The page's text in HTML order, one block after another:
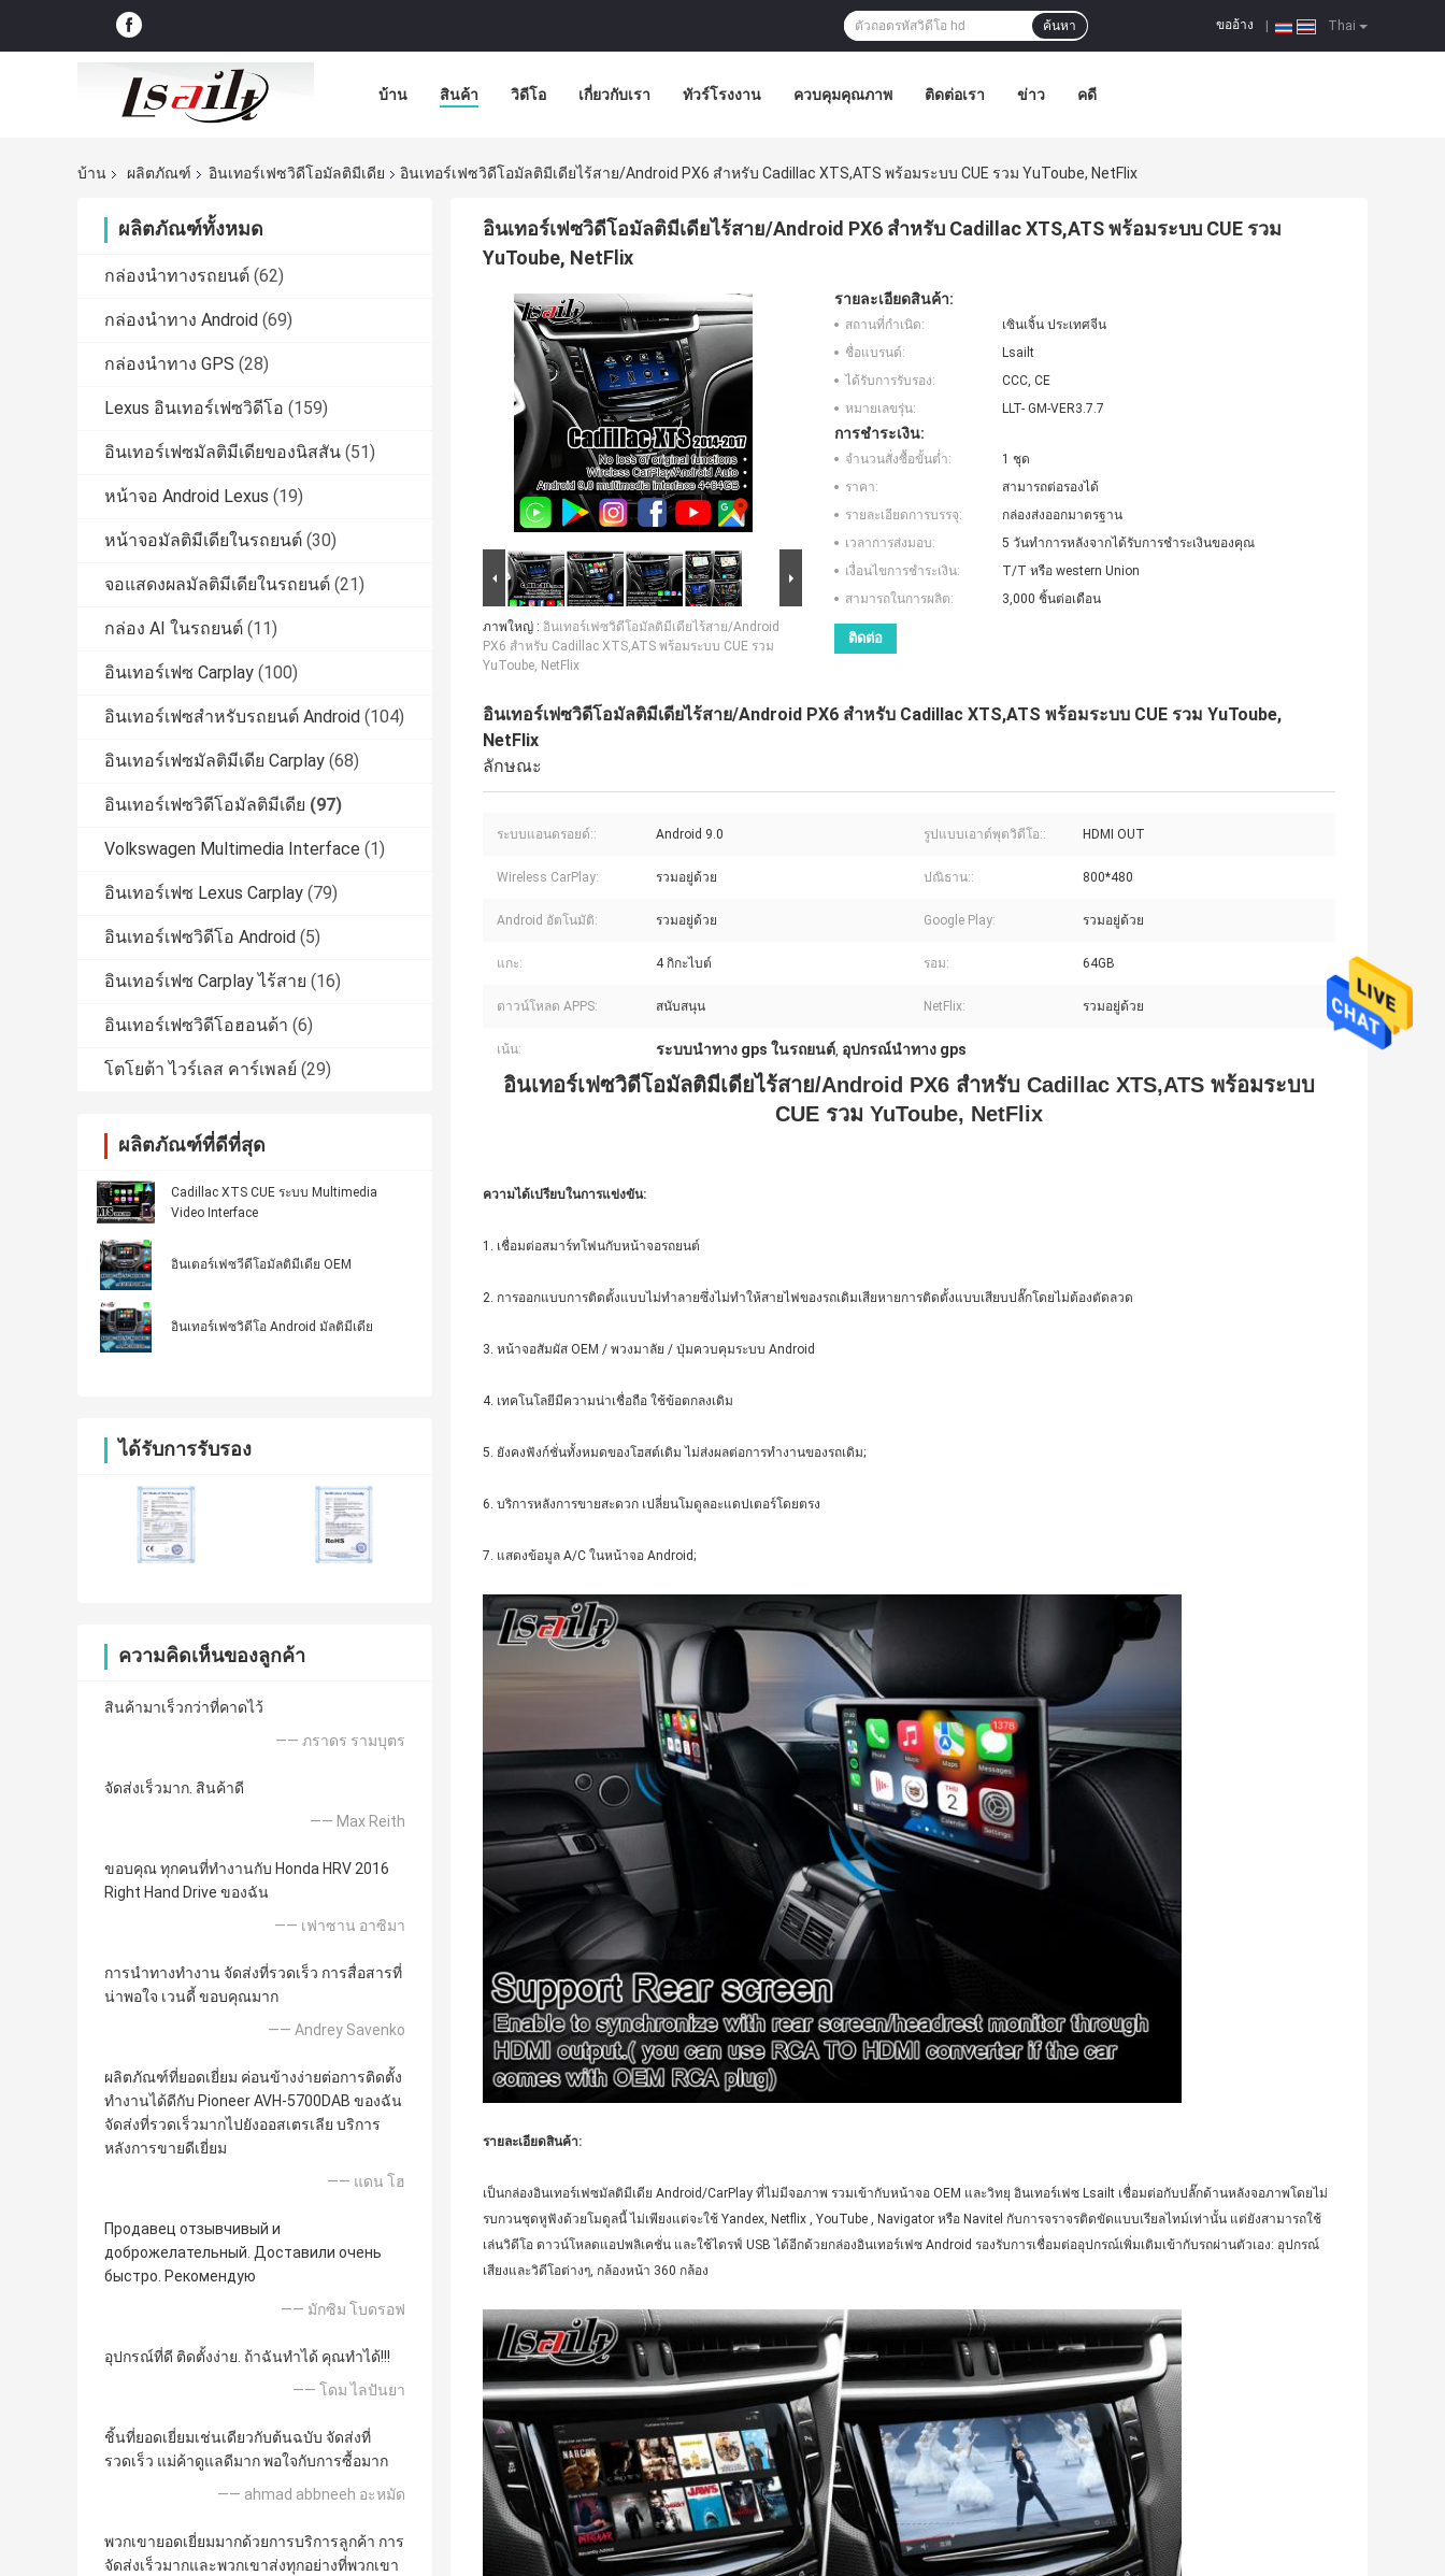
Thai
ขออ้าง
ค้นหา
บ้าน สินค้า วิดีโอ เกี่ยวกับเรา ทัวร์โรงงาน ควบคุมคุณภาพ ติดต่อเรา ข่าว คดี
บ้าน ผลิตภัณฑ์ อินเทอร์เฟซวิดีโอมัลติมีเดีย อินเทอร์เฟซวิดีโอมัลติมีเดียไร้สาย/Android PX6 สำหรับ Cadillac XTS,ATS พร้อมระบบ CUE รวม YuToube, NetFlix
ผลิตภัณฑ์ทั้งหมด
กล่องนำทางรถยนต์ (62)
กล่องนำทาง Android (69)
กล่องนำทาง GPS (28)
Lexus อินเทอร์เฟซวิดีโอ (159)
อินเทอร์เฟซมัลติมีเดียของนิสสัน (51)
หน้าจอ Android Lexus (19)
หน้าจอมัลติมีเดียในรถยนต์ (30)
จอแสดงผลมัลติมีเดียในรถยนต์ (21)
กล่อง AI ในรถยนต์ (11)
อินเทอร์เฟซ Carplay (100)
อินเทอร์เฟซสำหรับรถยนต์ Android (104)
อินเทอร์เฟซมัลติมีเดีย Carplay (68)
อินเทอร์เฟซวิดีโอมัลติมีเดีย (97)
Volkswagen Multimedia Interface (1)
อินเทอร์เฟซ Lexus Carplay (79)
อินเทอร์เฟซวิดีโอ Android (5)
อินเทอร์เฟซ Carplay ไร้สาย (16)
อินเทอร์เฟซวิดีโอฮอนด้า (6)
โตโยต้า ไวร์เลส คาร์เพลย์ (29)
ผลิตภัณฑ์ที่ดีที่สุด
Cadillac XTS CUE ระบบ Multimedia
Video Interface
อินเตอร์เฟซวีดีโอมัลติมีเดีย OEM
อินเทอร์เฟซวิดีโอ Android มัลติมีเดีย
ได้รับการรับรอง
ความคิดเห็นของลูกค้า
สินค้ามาเร็วกว่าที่คาดไว้
—— ภราดร รามบุตร
จัดส่งเร็วมาก. สินค้าดี
—— Max Reith
ขอบคุณ ทุกคนที่ทำงานกับ Honda HRV 2016
Right Hand Drive ของฉัน
—— เฟาซาน อาซิมา
การนำทางทำงาน จัดส่งที่รวดเร็ว การสื่อสารที่
น่าพอใจ เวนดี้ ขอบคุณมาก
—— Andrey Savenko
ผลิตภัณฑ์ที่ยอดเยี่ยม ค่อนข้างง่ายต่อการติดตั้ง
ทำงานได้ดีกับ Pioneer AVH-5700DAB ของฉัน
จัดส่งที่รวดเร็วมากไปยังออสเตรเลีย บริการ
หลังการขายดีเยี่ยม
—— แดน โฮ
Продавец отзывчивый и
доброжелательный. Доставили очень
быстро. Рекомендую
—— มักซิม โบดรอฟ
อุปกรณ์ที่ดี ติดตั้งง่าย. ถ้าฉันทำได้ คุณทำได้!!!
—— โดม ไลปันยา
ชิ้นที่ยอดเยี่ยมเช่นเดียวกับต้นฉบับ จัดส่งที่
รวดเร็ว แม่ค้าดูแลดีมาก พอใจกับการซื้อมาก
—— ahmad abbneeh อะหมัด
พวกเขายอดเยี่ยมมากด้วยการบริการลูกค้า การ
จัดส่งเร็วมากและพวกเขาส่งทุกอย่างที่พวกเขา
อินเทอร์เฟซวิดีโอมัลติมีเดียไร้สาย/Android PX6 สำหรับ Cadillac XTS,ATS พร้อมระบบ CUE รวม
YuToube, NetFlix
ภาพใหญ่ : อินเทอร์เฟซวิดีโอมัลติมีเดียไร้สาย/Android
PX6 สำหรับ Cadillac XTS,ATS พร้อมระบบ CUE รวม
YuToube, NetFlix
รายละเอียดสินค้า:
สถานที่กำเนิด:
เซินเจิ้น ประเทศจีน
ชื่อแบรนด์:
Lsailt
ได้รับการรับรอง:
CCC, CE
หมายเลขรุ่น:
LLT- GM-VER3.7.7
การชำระเงิน:
จำนวนสั่งซื้อขั้นต่ำ:
1 ชุด
ราคา:
สามารถต่อรองได้
รายละเอียดการบรรจุ:
กล่องส่งออกมาตรฐาน
เวลาการส่งมอบ:
5 วันทำการหลังจากได้รับการชำระเงินของคุณ
เงื่อนไขการชำระเงิน:
T/T หรือ western Union
สามารถในการผลิต:
3,000 ชิ้นต่อเดือน
ติดต่อ
อินเทอร์เฟซวิดีโอมัลติมีเดียไร้สาย/Android PX6 สำหรับ Cadillac XTS,ATS พร้อมระบบ CUE รวม YuToube,
NetFlix
ลักษณะ
ระบบแอนดรอยด์:: Android 9.0 รูปแบบเอาต์พุตวิดีโอ:: HDMI OUT
Wireless CarPlay: รวมอยู่ด้วย ปณิธาน:: 800*480
Android อัตโนมัติ: รวมอยู่ด้วย Google Play: รวมอยู่ด้วย
แกะ: 4 กิกะไบต์ รอม: 64GB
ดาวน์โหลด APPS: สนับสนุน NetFlix: รวมอยู่ด้วย
เน้น: ระบบนำทาง gps ในรถยนต์, อุปกรณ์นำทาง gps
อินเทอร์เฟซวิดีโอมัลติมีเดียไร้สาย/Android PX6 สำหรับ Cadillac XTS,ATS พร้อมระบบ
CUE รวม YuToube, NetFlix
ความได้เปรียบในการแข่งขัน:
1. เชื่อมต่อสมาร์ทโฟนกับหน้าจอรถยนต์
2. การออกแบบการติดตั้งแบบไม่ทำลายซึ่งไม่ทำให้สายไฟของรถเดิมเสียหายการติดตั้งแบบเสียบปลั๊กโดยไม่ต้องตัดลวด
3. หน้าจอสัมผัส OEM / พวงมาลัย / ปุ่มควบคุมระบบ Android
4. เทคโนโลยีมีความน่าเชื่อถือ ใช้ข้อตกลงเดิม
5. ยังคงฟังก์ชั่นทั้งหมดของโฮสต์เดิม ไม่ส่งผลต่อการทำงานของรถเดิม;
6. บริการหลังการขายสะดวก เปลี่ยนโมดูลอะแดปเตอร์โดยตรง
7. แสดงข้อมูล A/C ในหน้าจอ Android;
รายละเอียดสินค้า:
เป็นกล่องอินเทอร์เฟซมัลติมีเดีย Android/CarPlay ที่ไม่มีจอภาพ รวมเข้ากับหน้าจอ OEM และวิทยุ อินเทอร์เฟซ Lsailt เชื่อมต่อกับปลั๊กด้านหลังจอภาพโดยไม่
รบกวนชุดหูฟังด้วยโมดูลนี้ ไม่เพียงแต่จะใช้ Yandex, Netflix , YouTube , Navigator หรือ Navitel กับการจราจรติดขัดแบบเรียลไทม์เท่านั้น แต่ยังสามารถใช้
เล่นวิดีโอ ดาวน์โหลดแอปพลิเคชั่น และใช้ไดรฟ์ USB ได้อีกด้วยกล่องอินเทอร์เฟซ Android รองรับการเชื่อมต่ออุปกรณ์เพิ่มเติมเข้ากับรถผ่านตัวเอง: อุปกรณ์
เสียงและวิดีโอต่างๆ, กล้องหน้า 360 กล้อง